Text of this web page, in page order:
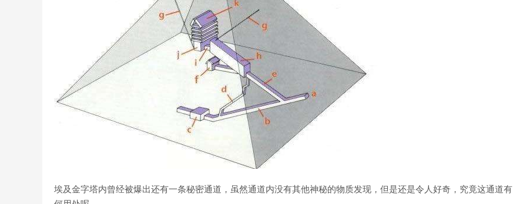
埃及金字塔内曾经被爆出还有一条秘密通道，虽然通道内没有其他神秘的物质发现，但是还是令人好奇，究竟这通道有